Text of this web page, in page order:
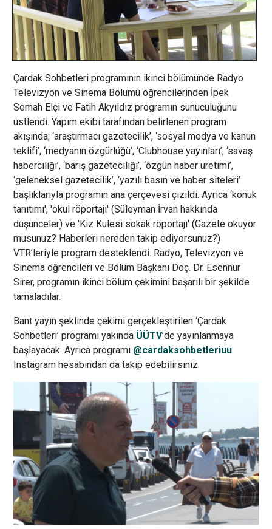
Çardak Sohbetleri programının ikinci bölümünde Radyo
Televizyon ve Sinema Bölümü öğrencilerinden İpek
Semah Elçi ve Fatih Akyıldız programın sunuculuğunu
üstlendi. Yapım ekibi tarafından belirlenen program
akışında; ‘araştırmacı gazetecilik’, ‘sosyal medya ve kanun
teklifi’, ‘medyanın özgürlüğü’, ‘Clubhouse yayınları’, ‘savaş
haberciliği’, ‘barış gazeteciliği’, ‘özgün haber üretimi’,
‘geleneksel gazetecilik’, ‘yazılı basın ve haber siteleri’
başlıklarıyla programın ana çerçevesi çizildi. Ayrıca ‘konuk
tanıtımı', 'okul röportajı' (Süleyman İrvan hakkında
düşünceler) ve 'Kız Kulesi sokak röportajı' (Gazete okuyor
musunuz? Haberleri nereden takip ediyorsunuz?)
VTR’leriyle program desteklendi. Radyo, Televizyon ve
Sinema öğrencileri ve Bölüm Başkanı Doç. Dr. Esennur
Sirer, programın ikinci bölüm çekimini başarılı bir şekilde
tamaladılar.
Bant yayın şeklinde çekimi gerçekleştirilen ‘Çardak
Sohbetleri’ programı yakında ÜÜTV’de yayınlanmaya
başlayacak. Ayrıca programı @cardaksohbetleriuu
Instagram hesabından da takip edebilirsiniz.